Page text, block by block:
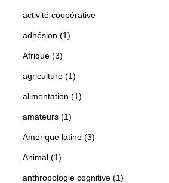
activité coopérative
adhésion (1)
Afrique (3)
agriculture (1)
alimentation (1)
amateurs (1)
Amérique latine (3)
Animal (1)
anthropologie cognitive (1)